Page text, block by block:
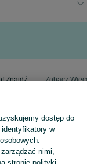
Wybierz sprawdzoną markę i poczuj się odjazdowo! Znajdź wymarzony samochód w kategorii Opel na OLX - Mysłowice i okolice! Zobacz
dostęp do
w
nimi,